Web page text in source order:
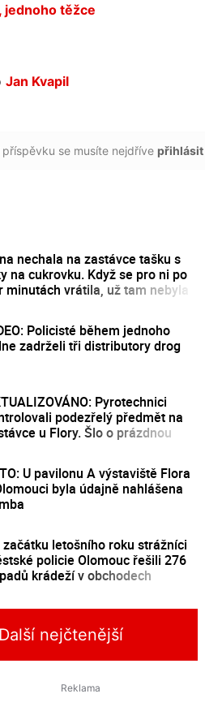
jednoho těžce
Jan Kvapil
se musíte nejdříve přihlásit
nechala na zastávce tašku s
na cukrovku. Když se pro ni po
minutách vrátila, už tam nebyla
Policisté během jednoho
zadrželi tři distributory drog
Pyrotechnici
podezřelý předmět na
u Flory. Šlo o prázdnou
U pavilonu A výstaviště Flora
byla údajně nahlášena
začátku letošního roku strážníci
policie Olomouc řešili 276
krádeží v obchodech
Další nejčtenější